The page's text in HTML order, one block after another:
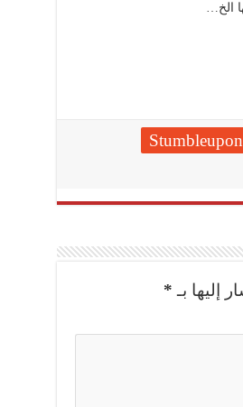
الخ…
Stumbleupon
إليها بـ *